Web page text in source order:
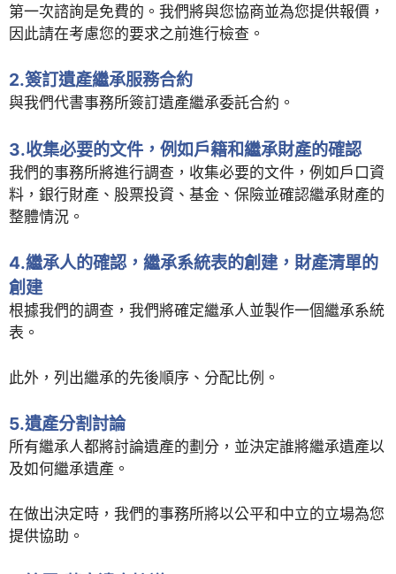
第一次諮詢是免費的。我們將與您協商並為您提供報價，
因此請在考慮您的要求之前進行檢查。
2.簽訂遺產繼承服務合約
與我們代書事務所簽訂遺產繼承委託合約。
3.收集必要的文件，例如戶籍和繼承財產的確認
我們的事務所將進行調查，收集必要的文件，例如戶口資
料，銀行財產、股票投資、基金、保險並確認繼承財產的
整體情況。
4.繼承人的確認，繼承系統表的創建，財產清單的
創建
根據我們的調查，我們將確定繼承人並製作一個繼承系統
表。
此外，列出繼承的先後順序、分配比例。
5.遺產分割討論
所有繼承人都將討論遺產的劃分，並決定誰將繼承遺產以
及如何繼承遺產。
在做出決定時，我們的事務所將以公平和中立的立場為您
提供協助。